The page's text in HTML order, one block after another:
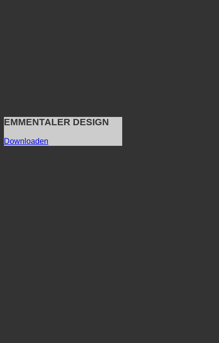
EMMENTALER DESIGN
Downloaden